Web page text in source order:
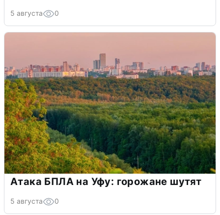
5 августа 0
Атака БПЛА на Уфу: горожане шутят
5 августа 0